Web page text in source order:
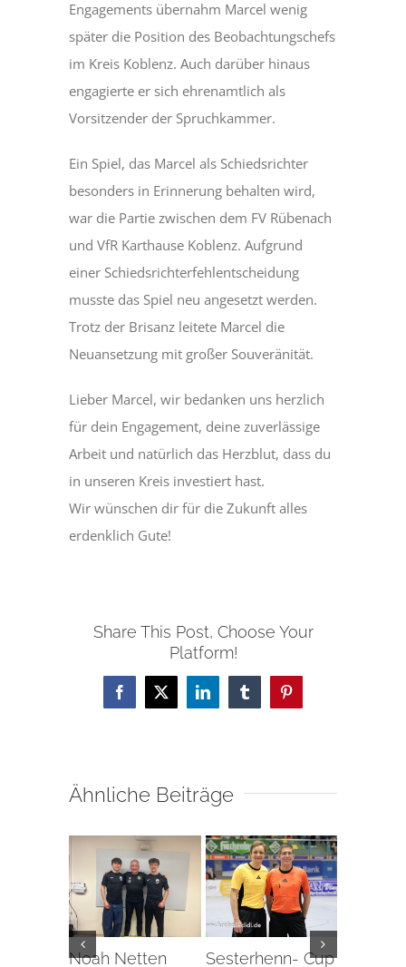
Engagements übernahm Marcel wenig
später die Position des Beobachtungschefs
im Kreis Koblenz. Auch darüber hinaus
engagierte er sich ehrenamtlich als
Vorsitzender der Spruchkammer.
Ein Spiel, das Marcel als Schiedsrichter
besonders in Erinnerung behalten wird,
war die Partie zwischen dem FV Rübenach
und VfR Karthause Koblenz. Aufgrund
einer Schiedsrichterfehlentscheidung
musste das Spiel neu angesetzt werden.
Trotz der Brisanz leitete Marcel die
Neuansetzung mit großer Souveränität.
Lieber Marcel, wir bedanken uns herzlich
für dein Engagement, deine zuverlässige
Arbeit und natürlich das Herzblut, dass du
in unseren Kreis investiert hast.
Wir wünschen dir für die Zukunft alles
erdenklich Gute!
Share This Post, Choose Your
Platform!
Facebook
X LinkedInTumblrPinterest
Ähnliche Beiträge
Noah Netten Sesterhenn- Cup